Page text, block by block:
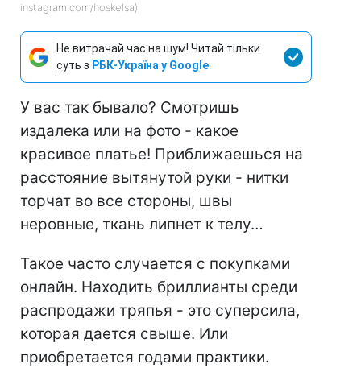
instagram.com/hoskelsa)
Не витрачай час на шум! Читай тільки
суть з РБК-Україна у Google
У вас так бывало? Смотришь
издалека или на фото - какое
красивое платье! Приближаешься на
расстояние вытянутой руки - нитки
торчат во все стороны, швы
неровные, ткань липнет к телу…
Такое часто случается с покупками
онлайн. Находить бриллианты среди
распродажи тряпья - это суперсила,
которая дается свыше. Или
приобретается годами практики.